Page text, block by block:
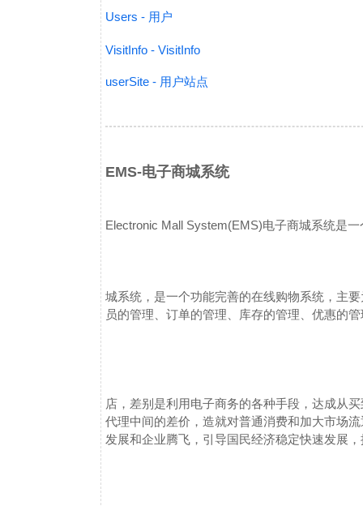
Users - 用户
VisitInfo - VisitInfo
userSite - 用户站点
EMS-电子商城系统
Electronic Mall System(EMS)电子商城系统是
城系统，是一个功能完善的在线购物系统，主
员的管理、订单的管理、库存的管理、优惠的
店，差别是利用电子商务的各种手段，达成从
代理中间的差价，造就对普通消费和加大市场
发展和企业腾飞，引导国民经济稳定快速发展